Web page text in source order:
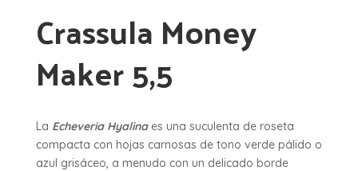
Crassula Money
Maker 5,5
La Echeveria Hyalinaes una suculenta de roseta
compacta con hojas carnosas de tono verde pálido o
azul grisáceo, a menudo con un delicado borde